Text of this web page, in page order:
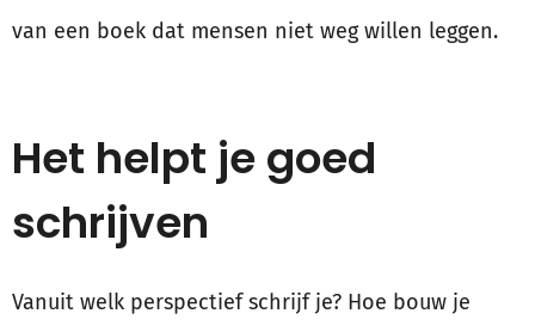
van een boek dat mensen niet weg willen leggen.
Het helpt je goed
schrijven
Vanuit welk perspectief schrijf je? Hoe bouw je